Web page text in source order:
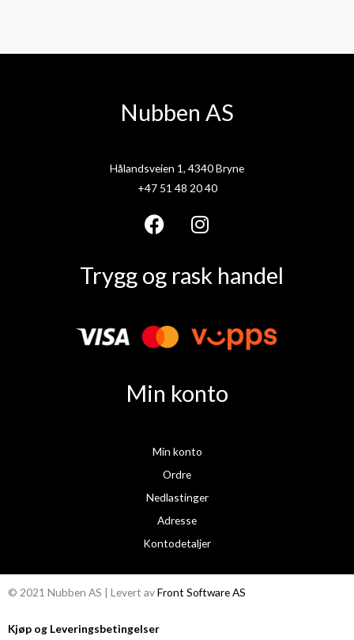
Nubben AS
Hålandsveien 1, 4340 Bryne
+47 51 48 20 40
F
c
b
o
I
s
g
m
Trygg og rask handel
Min konto
Min konto
Ordre
Nedlastinger
Adresse
Kontodetaljer
© 2021 Nubben AS | Levert avFront Software AS
Kjøp og Leveringsbetingelser